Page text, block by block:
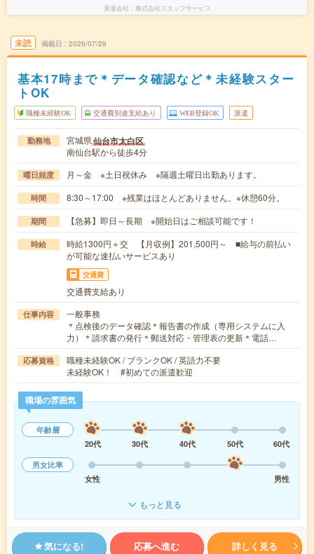
派遣会社 株式会社スタッフサービス
未読 掲載日 2026/07/29
基本17時まで＊データ確認など＊未経験スター
トOK
職種未経験OK 交通費別途支給あり WEB登録OK 派遣
勤務地 宮城県仙台市太白区
南仙台駅から徒歩4分
曜日頻度 月～金 ※土日祝休み ※隔週土曜日出勤あります。
時間 8:30～17:00 ※残業はほとんどありません。※休憩60分。
期間 【急募】即日～長期 ※開始日はご相談可能です！
時給
時給1300円＋交 【月収例】201,500円～ ■給与の前払い
が可能な速払いサービスあり
交通費
交通費支給あり
仕事内容
一般事務
＊点検後のデータ確認＊報告書の作成（専用システムに入
力）＊請求書の発行＊郵送対応・管理表の更新＊電話…
応募資格
職種未経験OK / ブランクOK / 英語力不要
未経験OK！ #初めての派遣歓迎
職場の雰囲気
年齢層
20代
30代 40代 50代
60代
男女比率
女性
男性
もっと見る
気になる! 応募へ進む 詳しく見る